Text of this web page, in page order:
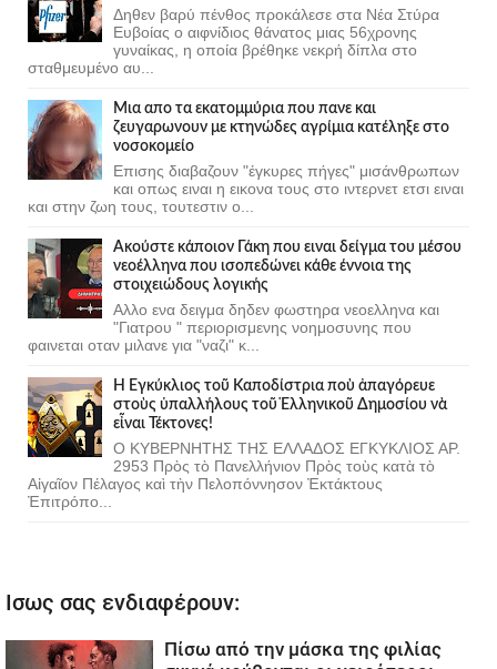
Δηθεν βαρύ πένθος προκάλεσε στα Νέα Στύρα
Ευβοίας ο αιφνίδιος θάνατος μιας 56χρονης
γυναίκας, η οποία βρέθηκε νεκρή δίπλα στο
σταθμευμένο αυ...
Μια απο τα εκατομμύρια που πανε και
ζευγαρωνουν με κτηνώδες αγρίμια κατέληξε στο
νοσοκομείο
Επισης διαβαζουν "έγκυρες πήγες" μισάνθρωπων
και οπως ειναι η εικονα τους στο ιντερνετ ετσι ειναι
και στην ζωη τους, τουτεστιν ο...
Ακούστε κάποιον Γάκη που ειναι δείγμα του μέσου
νεοέλληνα που ισοπεδώνει κάθε έννοια της
στοιχειώδους λογικής
Αλλο ενα δειγμα δηδεν φωστηρα νεοελληνα και
"Γιατρου " περιορισμενης νοημοσυνης που
φαινεται οταν μιλανε για "ναζι" κ...
Ἡ Ἐγκύκλιος τοῦ Καποδίστρια ποὺ ἀπαγόρευε
στοὺς ὑπαλλήλους τοῦ Ἑλληνικοῦ Δημοσίου νὰ
εἶναι Τέκτονες!
Ο ΚΥΒΕΡΝΗΤΗΣ ΤΗΣ ΕΛΛΑΔΟΣ ΕΓΚΥΚΛΙΟΣ ΑΡ.
2953 Πρὸς τὸ Πανελλήνιον Πρὸς τοὺς κατὰ τὸ
Αἰγαῖον Πέλαγος καὶ τὴν Πελοπόννησον Ἐκτάκτους
Ἐπιτρόπο...